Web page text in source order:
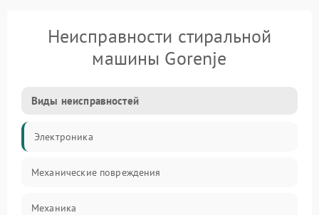
Неисправности стиральной
машины Gorenje
Виды неисправностей
Электроника
Механические повреждения
Механика